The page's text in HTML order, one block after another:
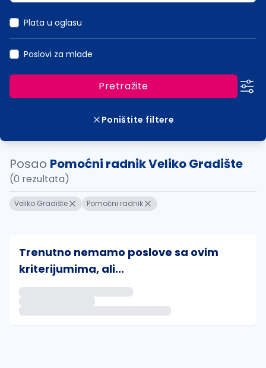
Plata u oglasu
Poslovi za mlade
Pretražite
Poništite filtere
Posao Pomoćni radnik Veliko Gradište
(0 rezultata)
Veliko Gradište Pomoćni radnik
Trenutno nemamo poslove sa ovim
kriterijumima, ali...